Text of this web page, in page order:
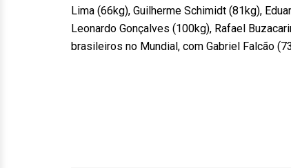
Lima (66kg), Guilherme Schimidt (81kg),
Leonardo Gonçalves (100kg), Rafael
brasileiros no Mundial, com Gabriel Falcão